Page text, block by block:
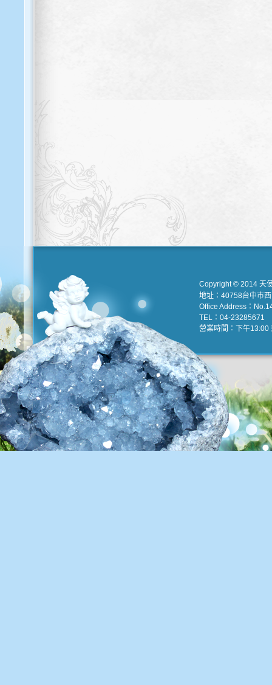
Copyright © 2014 天
地址：40758台中市
Office Address：
TEL：04-23285671
營業時間：下午13:00